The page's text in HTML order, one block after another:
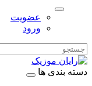
عضویت
ورود
دسته بندی ها